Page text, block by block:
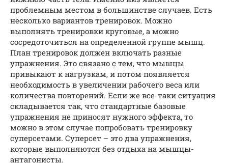
проблемным местом в большинстве случаев. Есть
несколько вариантов тренировок. Можно
выполнять тренировки круговые, а можно
сосредоточиться на определенной группе мышц.
План тренировок должен включать разные
упражнения. Это связано с тем, что мышцы
привыкают к нагрузкам, и потом появляется
необходимость в увеличении рабочего веса или
количества повторений. Если же все-таки ситуация
складывается так, что стандартные базовые
упражнения не приносят нужного эффекта, то
можно в этом случае попробовать тренировку
суперсетами. Суперсет – это два упражнения,
которые выполняются без отдыха на мышцы-
антагонисты.